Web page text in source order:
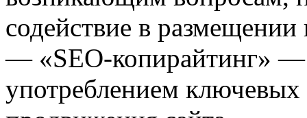
содействие в размещении
— «SEO-копирайтинг» —
употреблением